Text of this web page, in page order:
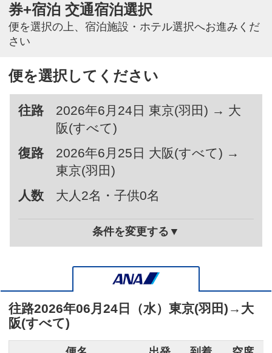
券+宿泊 交通宿泊選択
便を選択の上、宿泊施設・ホテル選択へお進みくだ
さい
便を選択してください
往路
2026年6月24日 東京(羽田) → 大
阪(すべて)
復路
2026年6月25日 大阪(すべて) →
東京(羽田)
人数
大人2名・子供0名
条件を変更する▼
往路2026年06月24日（水） 東京(羽田) → 大
阪(すべて)